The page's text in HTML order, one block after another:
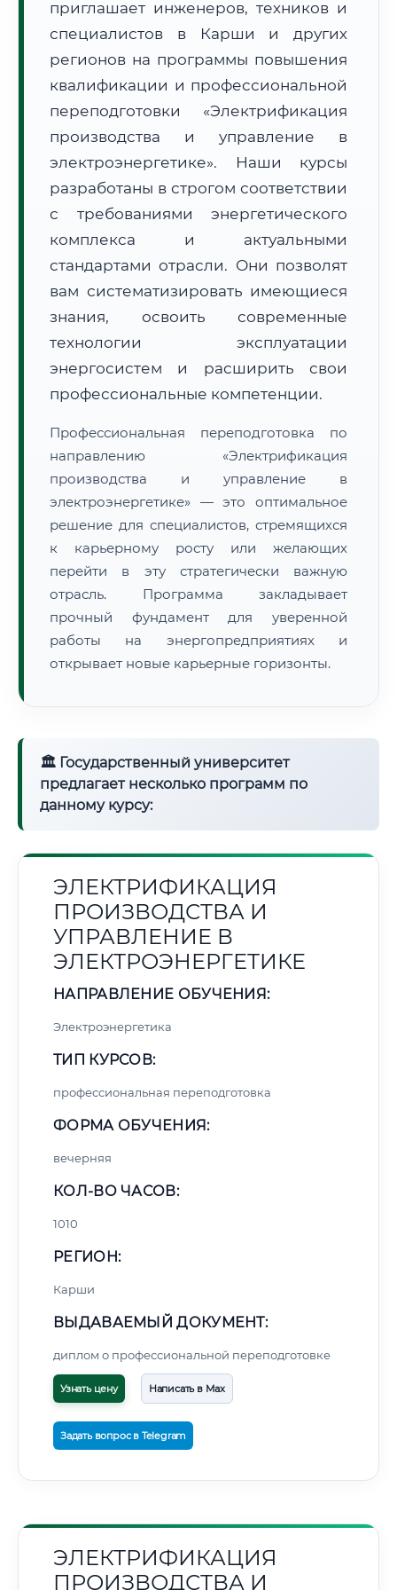
• Маршрут транзита:~2 208 км
📜 Документы и аккредитация ФИС ФРДО
Нажмите на документ для увеличения и просмотра
приглашает инженеров, техников и
специалистов в Карши и других
регионов на программы повышения
квалификации и профессиональной
переподготовки «Электрификация
производства и управление в
электроэнергетике». Наши курсы
разработаны в строгом соответствии
с требованиями энергетического
комплекса и актуальными
стандартами отрасли. Они позволят
вам систематизировать имеющиеся
знания, освоить современные
технологии эксплуатации
энергосистем и расширить свои
профессиональные компетенции.
Профессиональная переподготовка по
направлению «Электрификация
производства и управление в
электроэнергетике» — это оптимальное
решение для специалистов, стремящихся
к карьерному росту или желающих
перейти в эту стратегически важную
отрасль. Программа закладывает
прочный фундамент для уверенной
работы на энергопредприятиях и
открывает новые карьерные горизонты.
🏛 Государственный университет
предлагает несколько программ по
данному курсу:
ЭЛЕКТРИФИКАЦИЯ
ПРОИЗВОДСТВА И
УПРАВЛЕНИЕ В
ЭЛЕКТРОЭНЕРГЕТИКЕ
НАПРАВЛЕНИЕ ОБУЧЕНИЯ:
Электроэнергетика
ТИП КУРСОВ:
профессиональная переподготовка
ФОРМА ОБУЧЕНИЯ:
вечерняя
КОЛ-ВО ЧАСОВ:
1010
РЕГИОН:
Карши
ВЫДАВАЕМЫЙ ДОКУМЕНТ:
диплом о профессиональной переподготовке
Узнать цену Написать в Max
Задать вопрос в Telegram
ЭЛЕКТРИФИКАЦИЯ
ПРОИЗВОДСТВА И